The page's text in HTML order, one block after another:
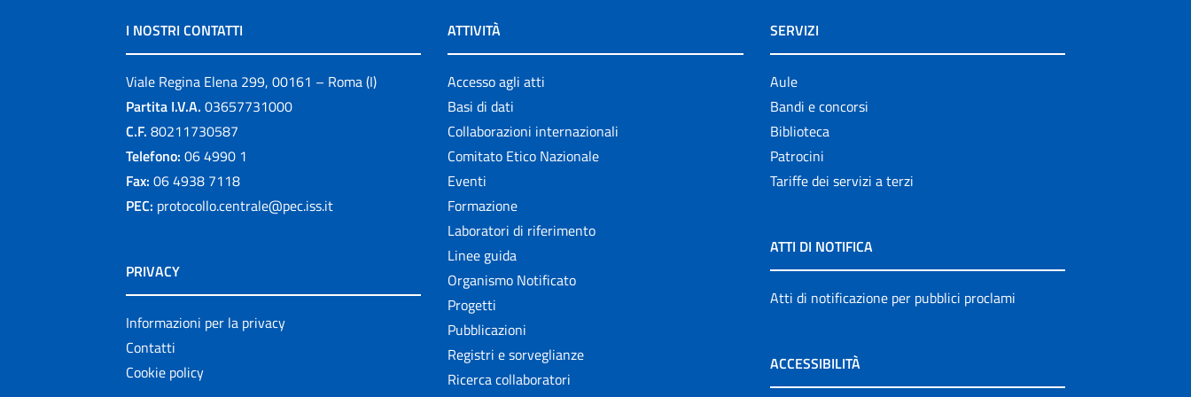
Publications
Rapporti ISS COVID-19 in
Rapporti ISTISAN
Relazioni attività ISS
I NOSTRI CONTATTI
Viale Regina Elena 299, 00161 – Roma (I)
Partita I.V.A. 03657731000
C.F. 80211730587
Telefono: 06 4990 1
Fax: 06 4938 7118
PEC: protocollo.centrale@pec.iss.it
PRIVACY
Informazioni per la privacy
Contatti
Cookie policy
ATTIVITÀ
Accesso agli atti
Basi di dati
Collaborazioni internazionali
Comitato Etico Nazionale
Eventi
Formazione
Laboratori di riferimento
Linee guida
Organismo Notificato
Progetti
Pubblicazioni
Registri e sorveglianze
Ricerca collaboratori
SERVIZI
Aule
Bandi e concorsi
Biblioteca
Patrocini
Tariffe dei servizi a terzi
ATTI DI NOTIFICA
Atti di notificazione per pubblici proclami
ACCESSIBILITÀ